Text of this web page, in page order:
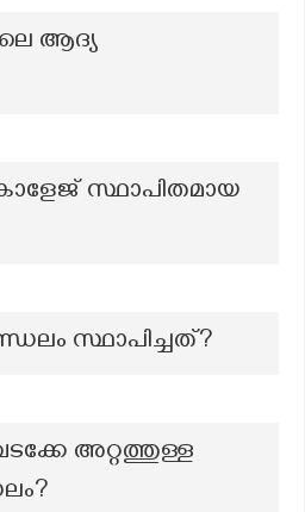
ആദ്യ
സ്ഥാപിതമായ
സ്ഥാപിച്ചത്?
അറ്റത്തുള്ള